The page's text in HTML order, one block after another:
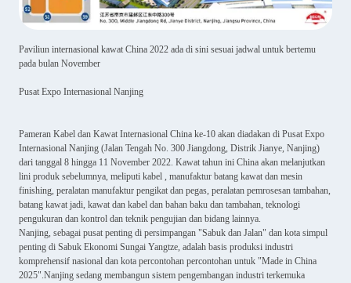
Paviliun internasional kawat China 2022 ada di sini sesuai jadwal untuk bertemu
pada bulan November
Pusat Expo Internasional Nanjing
Pameran Kabel dan Kawat Internasional China ke-10 akan diadakan di Pusat Expo
Internasional Nanjing (Jalan Tengah No. 300 Jiangdong, Distrik Jianye, Nanjing)
dari tanggal 8 hingga 11 November 2022. Kawat tahun ini China akan melanjutkan
lini produk sebelumnya, meliputi kabel , manufaktur batang kawat dan mesin
finishing, peralatan manufaktur pengikat dan pegas, peralatan pemrosesan tambahan,
batang kawat jadi, kawat dan kabel dan bahan baku dan tambahan, teknologi
pengukuran dan kontrol dan teknik pengujian dan bidang lainnya.
Nanjing, sebagai pusat penting di persimpangan "Sabuk dan Jalan" dan kota simpul
penting di Sabuk Ekonomi Sungai Yangtze, adalah basis produksi industri
komprehensif nasional dan kota percontohan percontohan untuk "Made in China
2025".Nanjing sedang membangun sistem pengembangan industri terkemuka